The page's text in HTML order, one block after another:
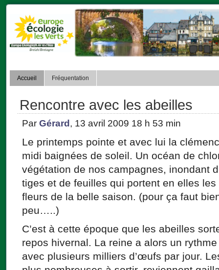
Accueil Fréquentation
Rencontre avec les abeilles
Par Gérard , 13 avril 2009 18 h 53 min
Le printemps pointe et avec lui la
midi baignées de soleil. Un océan de
végétation de nos campagnes, inondant
tiges et de feuilles qui portent en elles
fleurs de la belle saison. (pour ça faut
peu…..)
C’est à cette époque que les abeilles
repos hivernal. La reine a alors un
avec plusieurs milliers d’œufs par jour.